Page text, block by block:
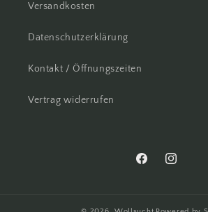
Versandkosten
Datenschutzerklärung
Kontakt / Öffnungszeiten
Vertrag widerrufen
FacebookInstagram